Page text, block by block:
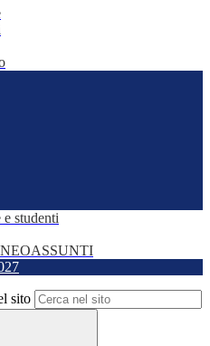
studenti
sito